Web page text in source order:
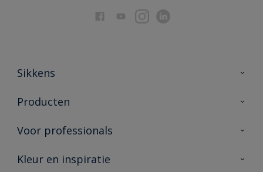
Sikkens
Over Sikkens
Duurzaamheid
Producten
Producten voor binnen
Vind je verkooppunt
Voor professionals
Advies & service
Kleur en inspiratie